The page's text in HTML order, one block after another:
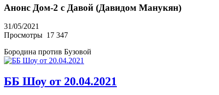
Анонс Дом-2 с Давой (Давидом Манукян)
31/05/2021
Просмотры 17 347
Бородина против Бузовой
ББ Шоу от 20.04.2021